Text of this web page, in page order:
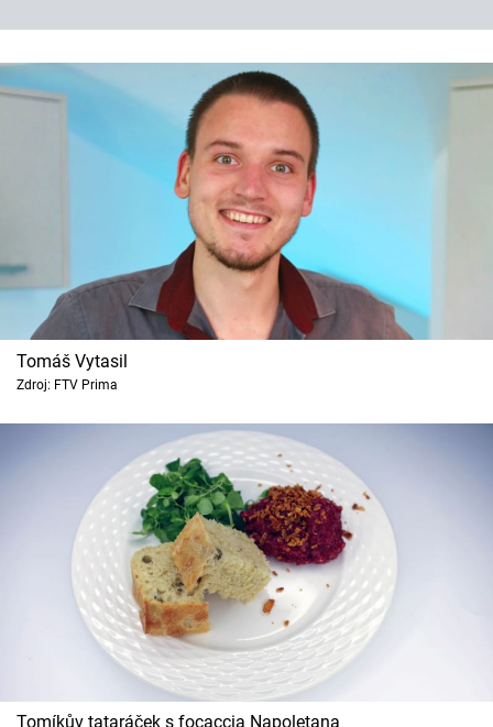
Tomáš Vytasil
Zdroj: FTV Prima
Tomíkův tataráček s focaccia Napoletana